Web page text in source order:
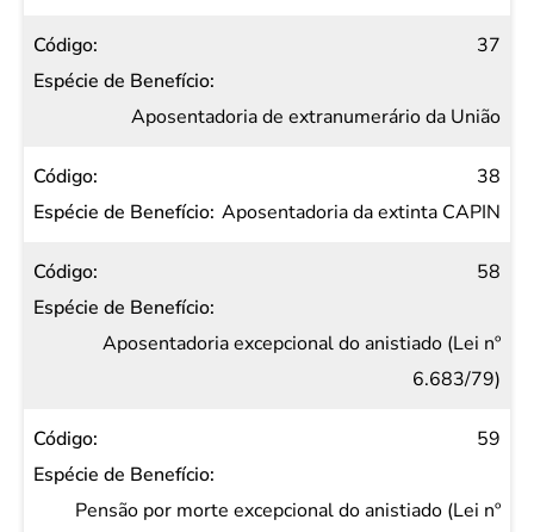
37
Aposentadoria de extranumerário da União
38
Aposentadoria da extinta CAPIN
58
Aposentadoria excepcional do anistiado (Lei nº
6.683/79)
59
Pensão por morte excepcional do anistiado (Lei nº